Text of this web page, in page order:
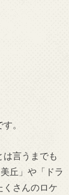
。
は言うまでも
丘」や「ドラ
くさんのロケ